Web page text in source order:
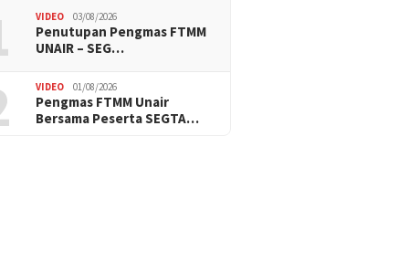
VIDEO 03/08/2026
Penutupan Pengmas FTMM
UNAIR – SEG…
VIDEO 01/08/2026
Pengmas FTMM Unair
Bersama Peserta SEGTA…